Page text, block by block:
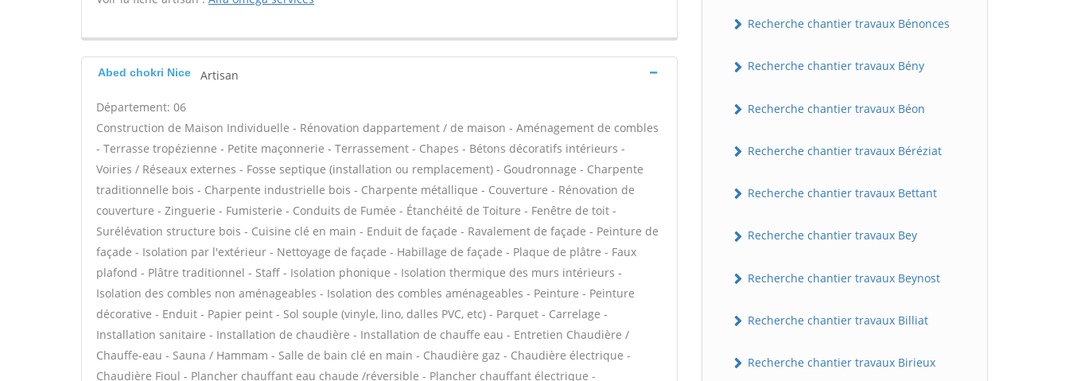
Abed chokri Nice Artisan
Département: 06
Construction de Maison Individuelle - Rénovation dappartement / de maison - Aménagement de combles
- Terrasse tropézienne - Petite maçonnerie - Terrassement - Chapes - Bétons décoratifs intérieurs -
Voiries / Réseaux externes - Fosse septique (installation ou remplacement) - Goudronnage - Charpente
traditionnelle bois - Charpente industrielle bois - Charpente métallique - Couverture - Rénovation de
couverture - Zinguerie - Fumisterie - Conduits de Fumée - Étanchéité de Toiture - Fenêtre de toit -
Surélévation structure bois - Cuisine clé en main - Enduit de façade - Ravalement de façade - Peinture de
façade - Isolation par l'extérieur - Nettoyage de façade - Habillage de façade - Plaque de plâtre - Faux
plafond - Plâtre traditionnel - Staff - Isolation phonique - Isolation thermique des murs intérieurs -
Isolation des combles non aménageables - Isolation des combles aménageables - Peinture - Peinture
décorative - Enduit - Papier peint - Sol souple (vinyle, lino, dalles PVC, etc) - Parquet - Carrelage -
Installation sanitaire - Installation de chaudière - Installation de chauffe eau - Entretien Chaudière /
Chauffe-eau - Sauna / Hammam - Salle de bain clé en main - Chaudière gaz - Chaudière électrique -
Chaudière Fioul - Plancher chauffant eau chaude /réversible - Plancher chauffant électrique -
Recherche chantier travaux Bénonces
Recherche chantier travaux Bény
Recherche chantier travaux Béon
Recherche chantier travaux Béréziat
Recherche chantier travaux Bettant
Recherche chantier travaux Bey
Recherche chantier travaux Beynost
Recherche chantier travaux Billiat
Recherche chantier travaux Birieux